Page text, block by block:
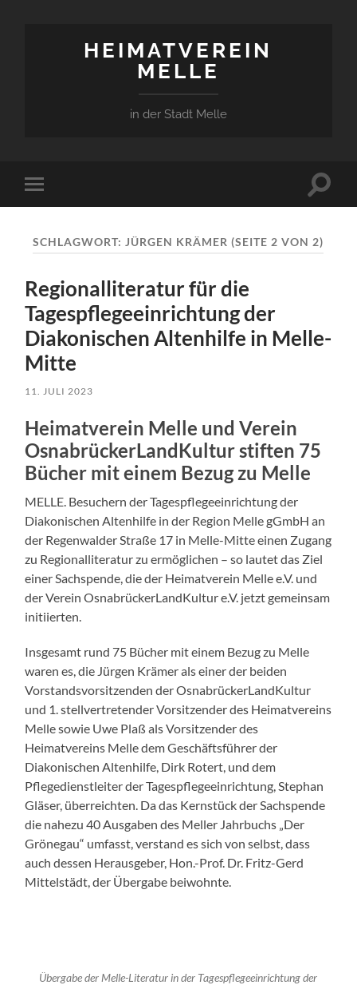
HEIMATVEREIN
MELLE
in der Stadt Melle
Mobile-
Menü
SCHLAGWORT: JÜRGEN KRÄMER (SEITE 2 VON 2)
Regionalliteratur für die
Tagespflegeeinrichtung der
Diakonischen Altenhilfe in Melle-
Mitte
11. JULI 2023
Heimatverein Melle und Verein
OsnabrückerLandKultur stiften 75
Bücher mit einem Bezug zu Melle
MELLE. Besuchern der Tagespflegeeinrichtung der
Diakonischen Altenhilfe in der Region Melle gGmbH an
der Regenwalder Straße 17 in Melle-Mitte einen Zugang
zu Regionalliteratur zu ermöglichen – so lautet das Ziel
einer Sachspende, die der Heimatverein Melle e.V. und
der Verein OsnabrückerLandKultur e.V. jetzt gemeinsam
initiierten.
Insgesamt rund 75 Bücher mit einem Bezug zu Melle
waren es, die Jürgen Krämer als einer der beiden
Vorstandsvorsitzenden der OsnabrückerLandKultur
und 1. stellvertretender Vorsitzender des Heimatvereins
Melle sowie Uwe Plaß als Vorsitzender des
Heimatvereins Melle dem Geschäftsführer der
Diakonischen Altenhilfe, Dirk Rotert, und dem
Pflegedienstleiter der Tagespflegeeinrichtung, Stephan
Gläser, überreichten. Da das Kernstück der Sachspende
die nahezu 40 Ausgaben des Meller Jahrbuchs „Der
Grönegau“ umfasst, verstand es sich von selbst, dass
auch dessen Herausgeber, Hon.-Prof. Dr. Fritz-Gerd
Mittelstädt, der Übergabe beiwohnte.
Übergabe der Melle-Literatur in der Tagespflegeeinrichtung der